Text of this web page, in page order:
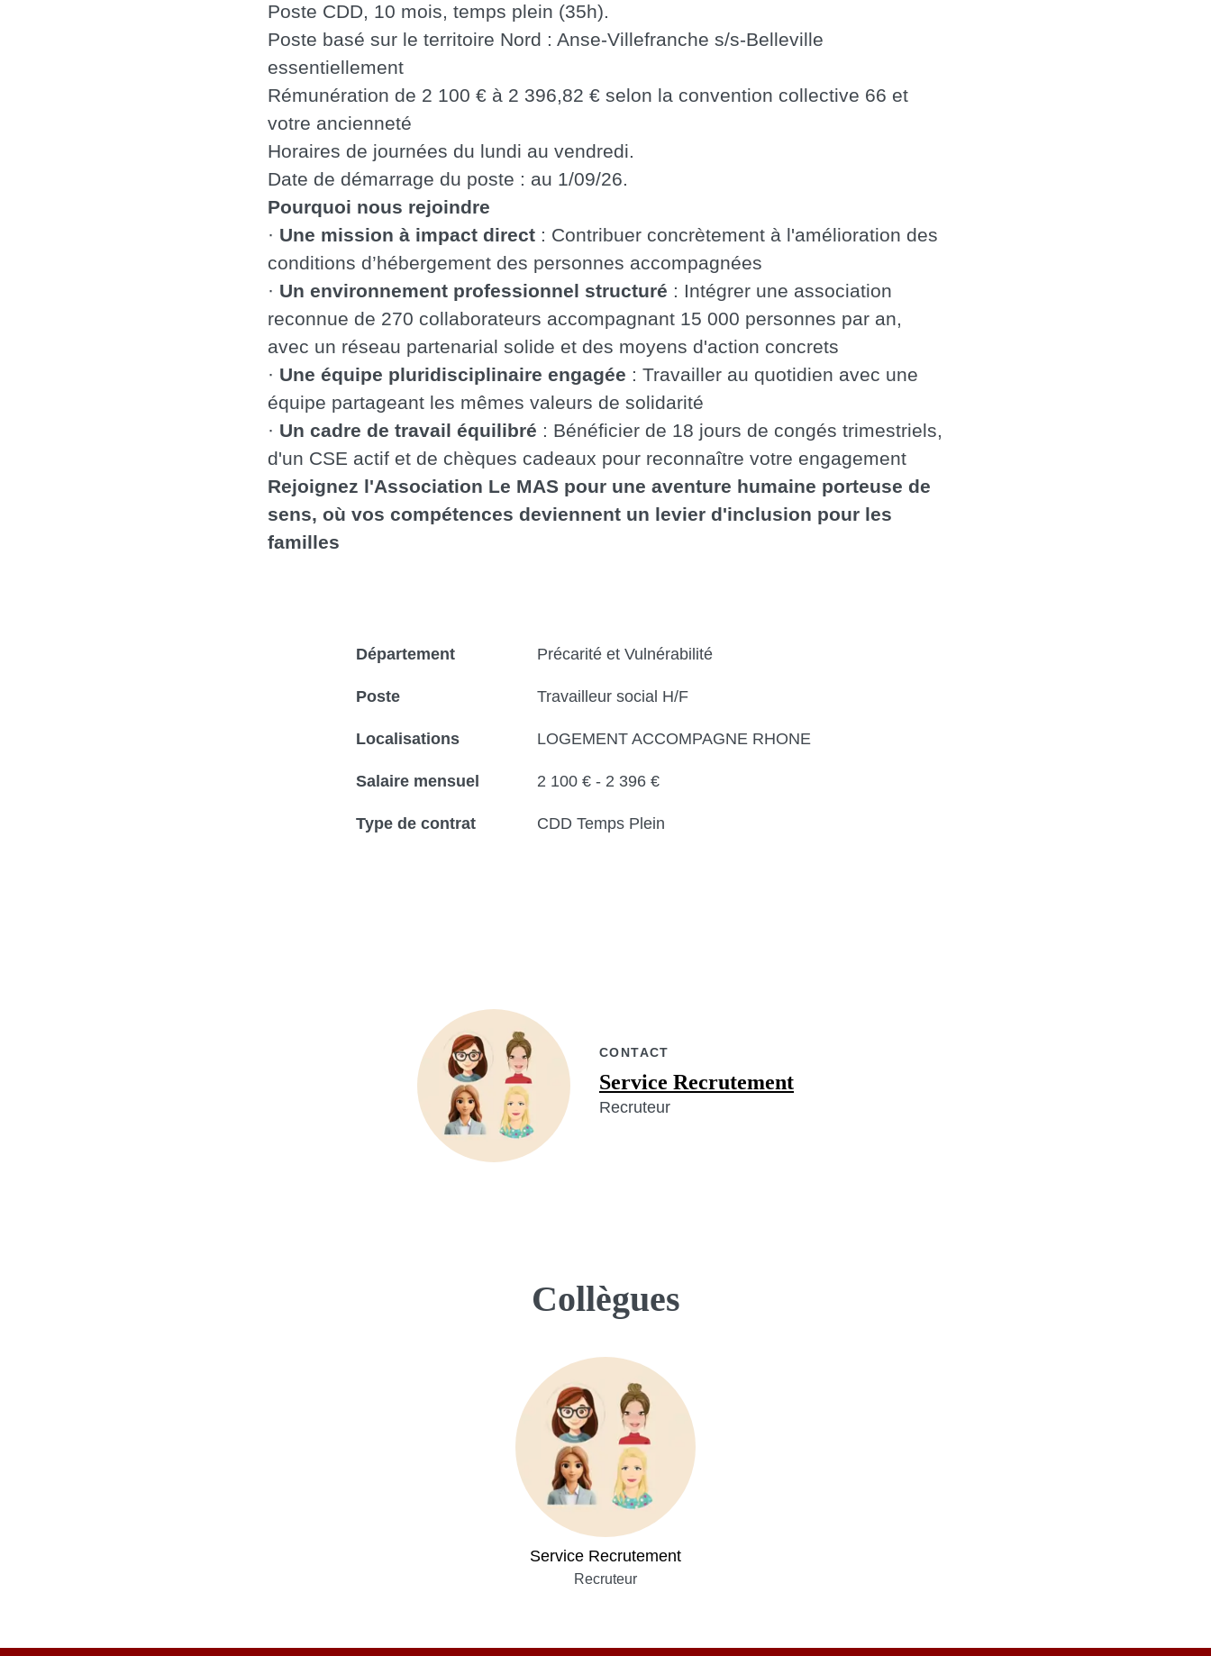
Poste CDD, 10 mois, temps plein (35h).
Poste basé sur le territoire Nord : Anse-Villefranche s/s-Belleville
essentiellement
Rémunération de 2 100 € à 2 396,82 € selon la convention collective 66 et
votre ancienneté
Horaires de journées du lundi au vendredi.
Date de démarrage du poste : au 1/09/26.
Pourquoi nous rejoindre
· Une mission à impact direct : Contribuer concrètement à l'amélioration des
conditions d’hébergement des personnes accompagnées
· Un environnement professionnel structuré : Intégrer une association
reconnue de 270 collaborateurs accompagnant 15 000 personnes par an,
avec un réseau partenarial solide et des moyens d'action concrets
· Une équipe pluridisciplinaire engagée : Travailler au quotidien avec une
équipe partageant les mêmes valeurs de solidarité
· Un cadre de travail équilibré : Bénéficier de 18 jours de congés trimestriels,
d'un CSE actif et de chèques cadeaux pour reconnaître votre engagement
Rejoignez l'Association Le MAS pour une aventure humaine porteuse de
sens, où vos compétences deviennent un levier d'inclusion pour les
familles
Département Précarité et Vulnérabilité
Poste Travailleur social H/F
Localisations LOGEMENT ACCOMPAGNE RHONE
Salaire mensuel 2 100 € - 2 396 €
Type de contrat CDD Temps Plein
CONTACT
Service Recrutement
Recruteur
Collègues
Service Recrutement
Recruteur